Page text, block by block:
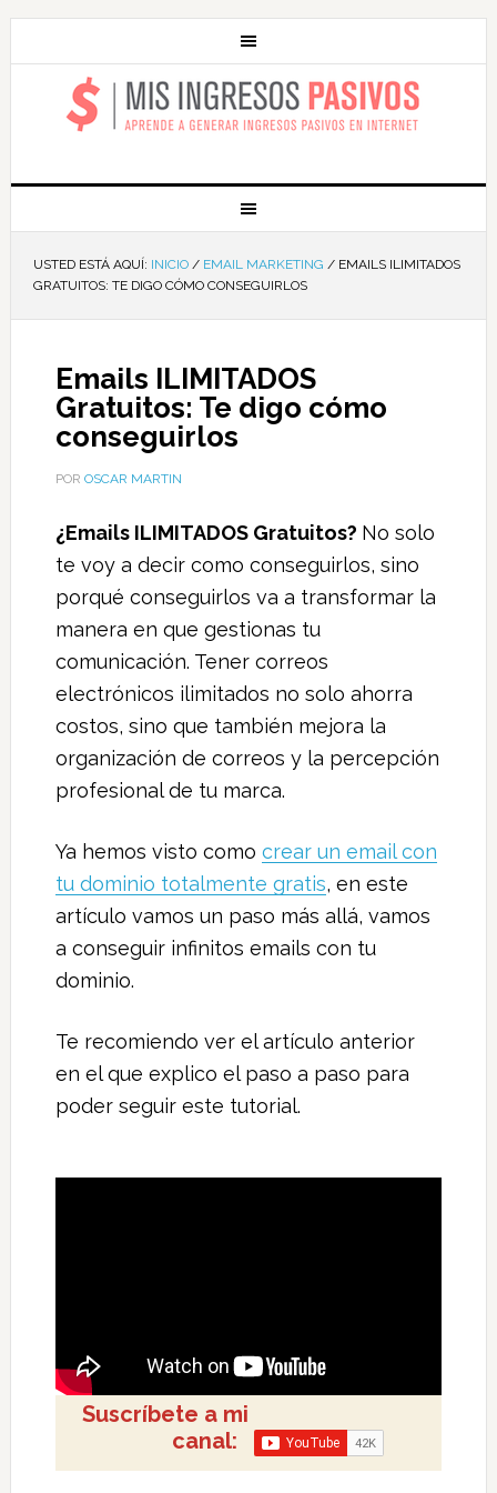
MIS INGRESOS
PASIVOS
USTED ESTÁ AQUÍ: INICIO / EMAIL MARKETING /EMAILS ILIMITADOS
GRATUITOS: TE DIGO CÓMO CONSEGUIRLOS
Emails ILIMITADOS
Gratuitos: Te digo cómo
conseguirlos
POR OSCAR MARTIN
¿Emails ILIMITADOS Gratuitos? No solo
te voy a decir como conseguirlos, sino
porqué conseguirlos va a transformar la
manera en que gestionas tu
comunicación. Tener correos
electrónicos ilimitados no solo ahorra
costos, sino que también mejora la
organización de correos y la percepción
profesional de tu marca.
Ya hemos visto como crear un email con
tu dominio totalmente gratis, en este
artículo vamos un paso más allá, vamos
a conseguir infinitos emails con tu
dominio.
Te recomiendo ver el artículo anterior
en el que explico el paso a paso para
poder seguir este tutorial.
Suscríbete a mi
canal: